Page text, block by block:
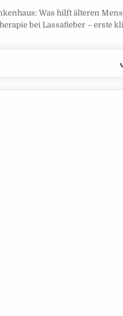
Was hilft älteren
bei Lassafieber –